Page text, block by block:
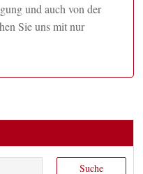
und auch von der
Sie uns mit nur